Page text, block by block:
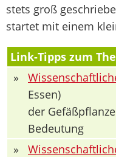
stets groß
startet mit einem
Link-Tipps zum
»
Essen)
der
Bedeutung
»